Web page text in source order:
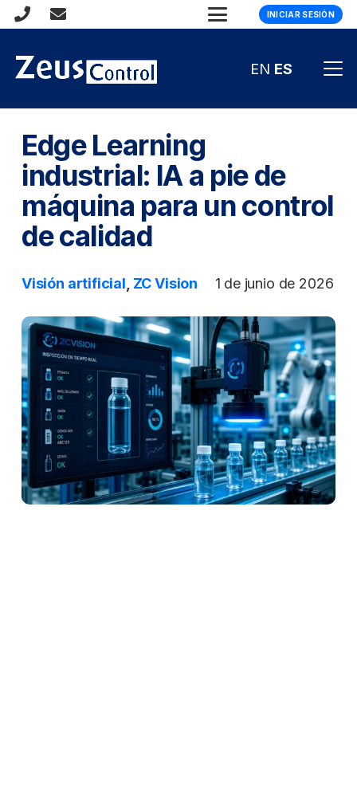
INICIAR SESIÓN
EN ES
Edge Learning
industrial: IA a pie de
máquina para un control
de calidad
Visión artificial ZC Vision 1 de junio de 2026